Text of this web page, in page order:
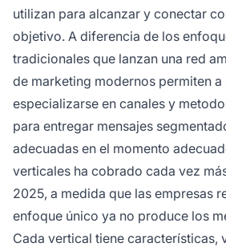
utilizan para alcanzar y conectar
objetivo. A diferencia de los
tradicionales que lanzan una red
de marketing modernos permiten a
especializarse en canales y
para entregar mensajes
adecuadas en el momento
verticales ha cobrado cada vez
2025, a medida que las empresas
enfoque único ya no produce los
Cada vertical tiene características,